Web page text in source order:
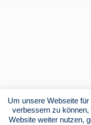
Um unsere Webseite
verbessern zu
Website weiter nutzen,